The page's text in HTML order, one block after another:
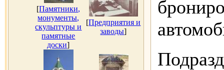
[Памятники,
монументы,
скульптуры и
памятные
доски]
[Предприятия и
заводы]